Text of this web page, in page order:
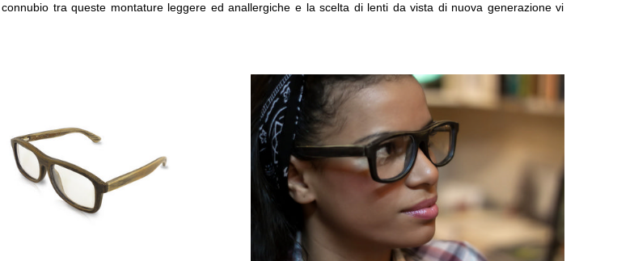
tra queste montature leggere ed anallergiche e la scelta di lenti da vista di nuova generazione vi